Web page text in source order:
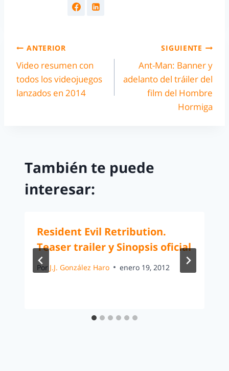
ANTERIOR
Video resumen con
todos los videojuegos
lanzados en 2014
SIGUIENTE
Ant-Man: Banner y
adelanto del tráiler del
film del Hombre
Hormiga
También te puede
interesar:
Resident Evil Retribution.
Teaser trailer y Sinopsis oficial
Por J.J. González Haro enero 19, 2012